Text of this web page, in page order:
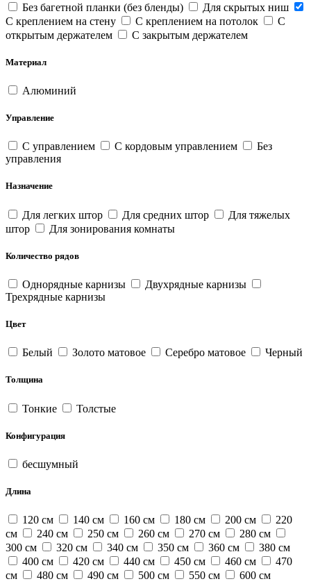
Без багетной планки (без бленды)
Для скрытых ниш
С креплением на стену
С креплением на потолок
С
открытым держателем
С закрытым держателем
Материал
Алюминий
Управление
С управлением С кордовым управлением
Без
управления
Назначение
Для легких штор Для средних штор
Для тяжелых
штор
Для зонирования комнаты
Количество рядов
Однорядные карнизы
Двухрядные карнизы
Трехрядные карнизы
Цвет
Белый Золото матовое Серебро матовое Черный
Толщина
Тонкие Толстые
Конфигурация
бесшумный
Длина
120 см 140 см 160 см 180 см 200 см
220
см
240 см 250 см 260 см 270 см
280 см
300 см
320 см 340 см 350 см 360 см
380 см
400 см
420 см 440 см 450 см 460 см
470
см
480 см 490 см 500 см 550 см 600 см